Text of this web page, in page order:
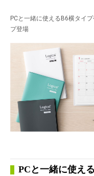
PCと一緒に使えるB6横タイ
プ登場
PCと一緒に使え